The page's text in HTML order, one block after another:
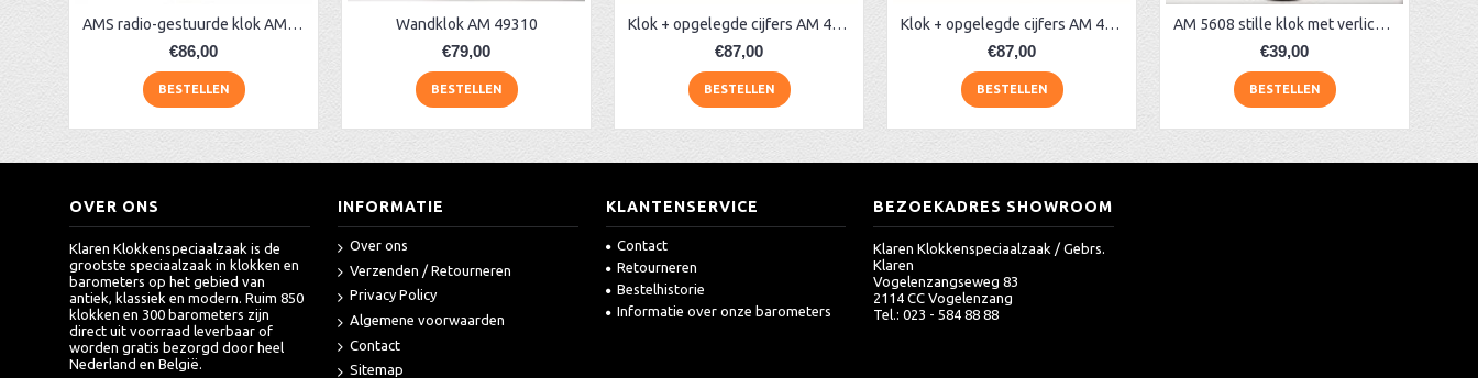
AMS radio-gestuurde klok AM 45566
€86,00
BESTELLEN
Wandklok AM 49310
€79,00
BESTELLEN
Klok + opgelegde cijfers AM 45974, matmessing
€87,00
BESTELLEN
Klok + opgelegde cijfers AM 45973, matchroom
€87,00
BESTELLEN
AM 5608 stille klok met verlichting
€39,00
BESTELLEN
OVER ONS
Klaren Klokkenspeciaalzaak is de
grootste speciaalzaak in klokken en
barometers op het gebied van
antiek, klassiek en modern. Ruim 850
klokken en 300 barometers zijn
direct uit voorraad leverbaar of
worden gratis bezorgd door heel
Nederland en België.
INFORMATIE
Over ons
Verzenden / Retourneren
Privacy Policy
Algemene voorwaarden
Contact
Sitemap
KLANTENSERVICE
Contact
Retourneren
Bestelhistorie
Informatie over onze barometers
BEZOEKADRES SHOWROOM
Klaren Klokkenspeciaalzaak / Gebrs.
Klaren
Vogelenzangseweg 83
2114 CC Vogelenzang
Tel.: 023 - 584 88 88